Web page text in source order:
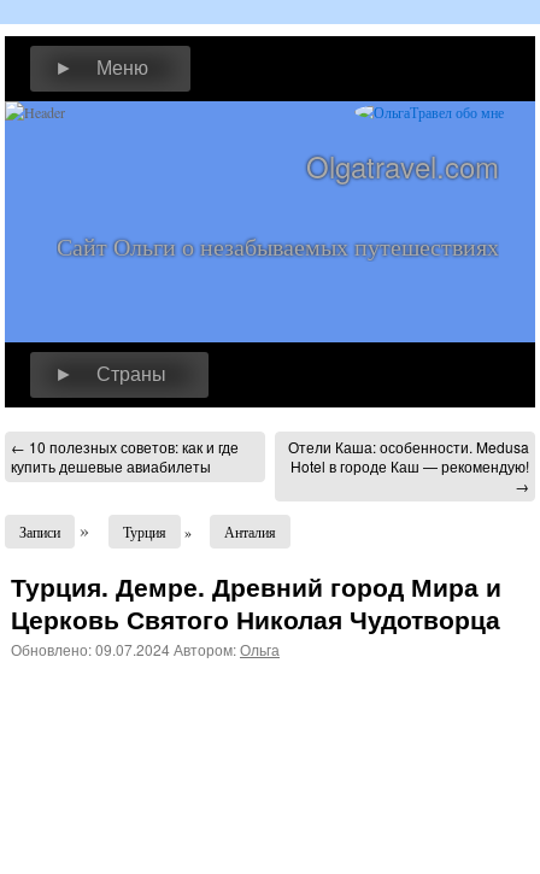
► Меню
Olgatravel.com
Сайт Ольги о незабываемых путешествиях
► Страны
← 10 полезных советов: как и где
купить дешевые авиабилеты
Отели Каша: особенности. Medusa
Hotel в городе Каш — рекомендую!
→
Записи » Турция » Анталия
Турция. Демре. Древний город Мира и
Церковь Святого Николая Чудотворца
Обновлено:09.07.2024Автором:Ольга